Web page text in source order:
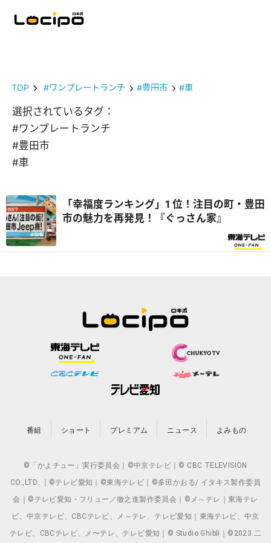
TOP #ワンプレートランチ #豊田市 #車
選択されているタグ：
#ワンプレートランチ
#豊田市
#車
「幸福度ランキング」1 位！注目の町・豊田
市の魅力を再発見！『ぐっさん家』
番組 ショート プレミアム ニュース よみもの
©「かよチュー」実行委員会｜©中京テレビ｜© CBC TELEVISION
CO.,LTD. ｜©テレビ愛知｜©東海テレビ｜©多田かおる/ イタキス製作委員
会｜©テレビ愛知・フリュー／徹之進製作委員会｜©メ～テレ｜東海テレ
ビ、中京テレビ、CBCテレビ、メ～テレ、テレビ愛知｜東海テレビ、中京
テレビ、CBCテレビ、メ〜テレ、テレビ愛知｜© Studio Ghibli｜©2023 二